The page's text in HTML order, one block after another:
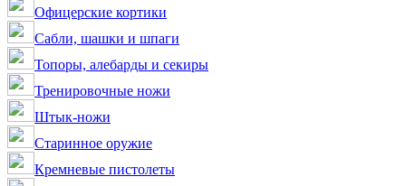
Офицерские кортики
Сабли, шашки и шпаги
Топоры, алебарды и секиры
Тренировочные ножи
Штык-ножи
Старинное оружие
Кремневые пистолеты